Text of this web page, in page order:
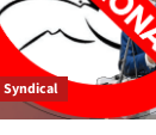
Syndical